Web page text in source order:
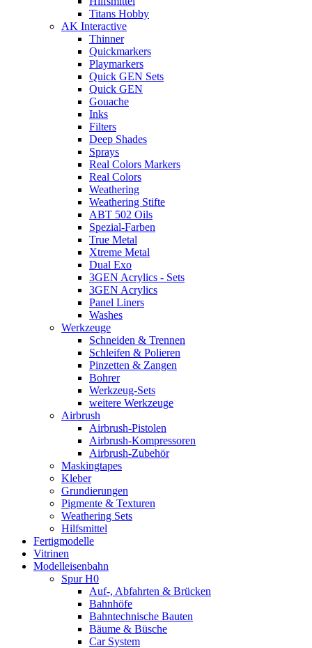
Titans Hobby
AK Interactive
Thinner
Quickmarkers
Playmarkers
Quick GEN Sets
Quick GEN
Gouache
Inks
Filters
Deep Shades
Sprays
Real Colors Markers
Real Colors
Weathering
Weathering Stifte
ABT 502 Oils
Spezial-Farben
True Metal
Xtreme Metal
Dual Exo
3GEN Acrylics - Sets
3GEN Acrylics
Panel Liners
Washes
Werkzeuge
Schneiden & Trennen
Schleifen & Polieren
Pinzetten & Zangen
Bohrer
Werkzeug-Sets
weitere Werkzeuge
Airbrush
Airbrush-Pistolen
Airbrush-Kompressoren
Airbrush-Zubehör
Maskingtapes
Kleber
Grundierungen
Pigmente & Texturen
Weathering Sets
Hilfsmittel
Fertigmodelle
Vitrinen
Modelleisenbahn
Spur H0
Auf-, Abfahrten & Brücken
Bahnhöfe
Bahntechnische Bauten
Bäume & Büsche
Car System